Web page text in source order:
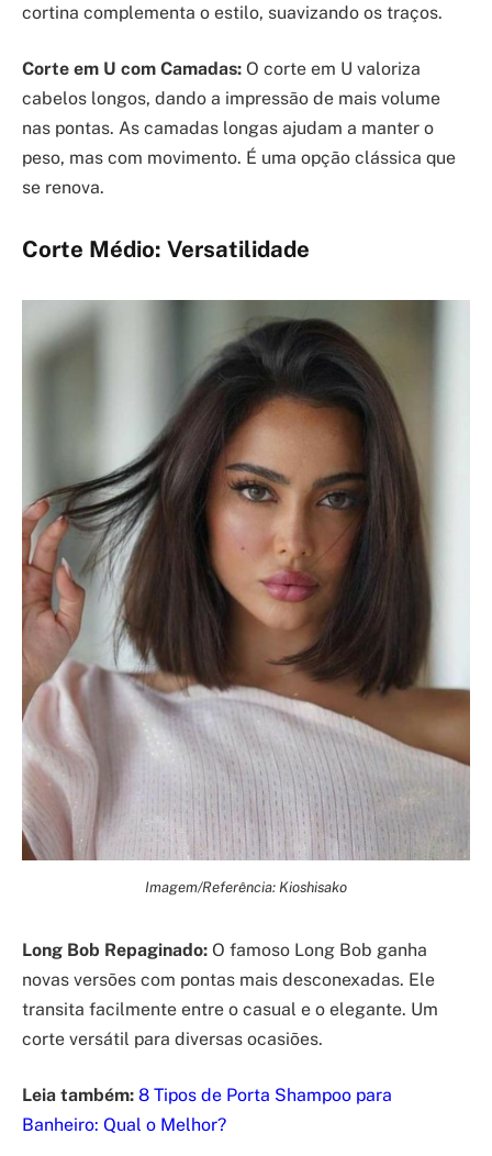
cortina complementa o estilo, suavizando os traços.
Corte em U com Camadas: O corte em U valoriza
cabelos longos, dando a impressão de mais volume
nas pontas. As camadas longas ajudam a manter o
peso, mas com movimento. É uma opção clássica que
se renova.
Corte Médio: Versatilidade
Imagem/Referência: Kioshisako
Long Bob Repaginado: O famoso Long Bob ganha
novas versões com pontas mais desconexadas. Ele
transita facilmente entre o casual e o elegante. Um
corte versátil para diversas ocasiões.
Leia também: 8 Tipos de Porta Shampoo para
Banheiro: Qual o Melhor?